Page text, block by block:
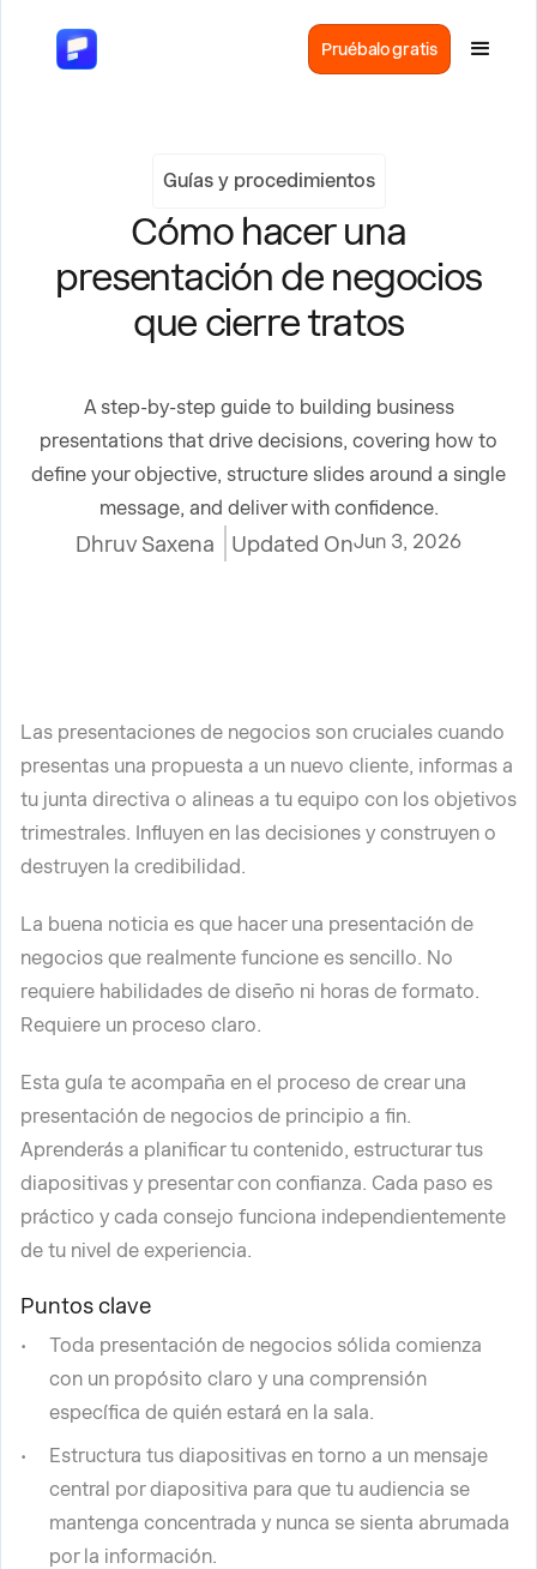
Pruébalo gratis
Guías y procedimientos
Cómo hacer una
presentación de negocios
que cierre tratos
A step-by-step guide to building business
presentations that drive decisions, covering how to
define your objective, structure slides around a single
message, and deliver with confidence.
Dhruv Saxena Updated OnJun 3, 2026
Las presentaciones de negocios son cruciales cuando
presentas una propuesta a un nuevo cliente, informas a
tu junta directiva o alineas a tu equipo con los objetivos
trimestrales. Influyen en las decisiones y construyen o
destruyen la credibilidad.
La buena noticia es que hacer una presentación de
negocios que realmente funcione es sencillo. No
requiere habilidades de diseño ni horas de formato.
Requiere un proceso claro.
Esta guía te acompaña en el proceso de crear una
presentación de negocios de principio a fin.
Aprenderás a planificar tu contenido, estructurar tus
diapositivas y presentar con confianza. Cada paso es
práctico y cada consejo funciona independientemente
de tu nivel de experiencia.
Puntos clave
Toda presentación de negocios sólida comienza
con un propósito claro y una comprensión
específica de quién estará en la sala.
Estructura tus diapositivas en torno a un mensaje
central por diapositiva para que tu audiencia se
mantenga concentrada y nunca se sienta abrumada
por la información.